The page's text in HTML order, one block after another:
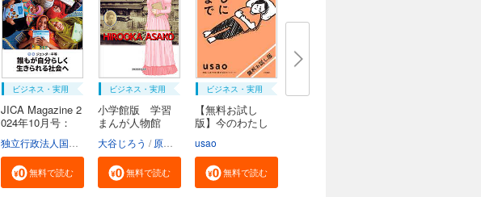
ビジネス・実用
JICA Magazine 2
024年10月号：
無料で読む
ビジネス・実用
小学館版 学習
まんが人物館
大谷じろう 原口泉
無料で読む
ビジネス・実用
【無料お試し
版】今のわたし
usao
無料で読む